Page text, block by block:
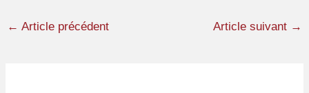
← Article précédent Article suivant →